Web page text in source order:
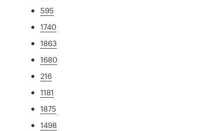
595
1740
1863
1680
216
1181
1875
1498